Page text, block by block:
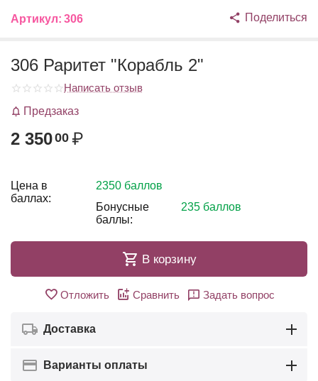
Артикул: 306 Поделиться
306 Раритет "Корабль 2"
Написать отзыв
Предзаказ
2 35000 ₽
Цена в
баллах:
2350 баллов
Бонусные
баллы:
235 баллов
В корзину
Отложить Сравнить Задать вопрос
Доставка
Варианты оплаты